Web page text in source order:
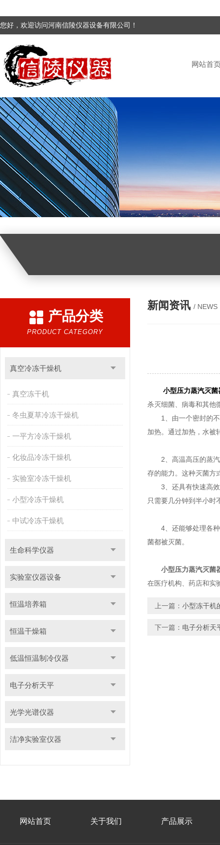
您好，欢迎访问河南信陵仪器设备有限公司！
网站首
产品分类
PRODUCT CATEGORY
真空冷冻干燥机
真空冻干机
冬虫夏草冷冻干燥机
一平方冷冻干燥机
化妆品冷冻干燥机
实验室冷冻干燥机
小型冷冻干燥机
中试冷冻干燥机
生命科学仪器
实验室仪器设备
恒温培养箱
恒温干燥箱
低温恒温制冷仪器
电子分析天平
光学光谱仪器
洁净实验室仪器
新闻资讯 / NEWS
小型压力蒸汽灭菌
杀灭细菌、病毒和其他
1、由一个密封的不
加热。通过加热，水被
2、高温高压的蒸汽
存的能力。这种灭菌方
3、还具有快速高效
只需要几分钟到半小时
4、还能够处理各种
菌都被灭菌。
小型压力蒸汽灭菌
在医疗机构、药店和实
上一篇： 小型冻干机
下一篇： 电子分析天
网站首页 关于我们 产品展示